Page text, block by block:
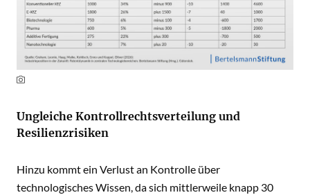
Ungleiche Kontrollrechtsverteilung und
Resilienzrisiken
Hinzu kommt ein Verlust an Kontrolle über
technologisches Wissen, da sich mittlerweile knapp 30